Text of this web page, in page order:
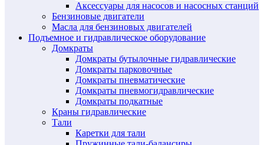
Аксессуары для насосов и насосных станций
Бензиновые двигатели
Масла для бензиновых двигателей
Подъемное и гидравлическое оборудование
Домкраты
Домкраты бутылочные гидравлические
Домкраты парковочные
Домкраты пневматические
Домкраты пневмогидравлические
Домкраты подкатные
Краны гидравлические
Тали
Каретки для тали